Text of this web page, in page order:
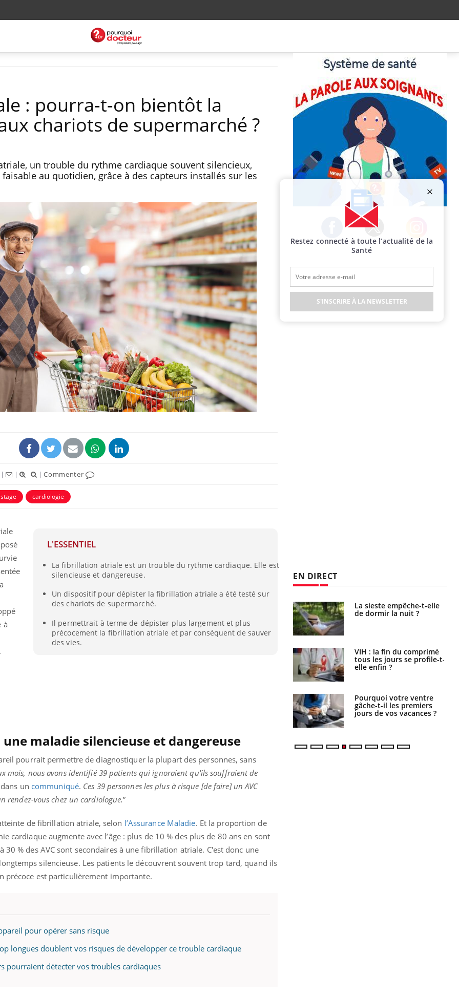
: pourra-t-on bientôt la
chariots de supermarché ?
un trouble du rythme cardiaque souvent silencieux,
au quotidien, grâce à des capteurs installés sur les
| | |Commenter
cardiologie
L'ESSENTIEL
La fibrillation atriale est un trouble du rythme cardiaque. Elle est
silencieuse et dangereuse.
Un dispositif pour dépister la fibrillation atriale a été testé sur
des chariots de supermarché.
Il permettrait à terme de dépister plus largement et plus
précocement la fibrillation atriale et par conséquent de sauver
des vies.
à
maladie silencieuse et dangereuse
pourrait permettre de diagnostiquer la plupart des personnes, sans
mois, nous avons identifié 39 patients qui ignoraient qu'ils souffraient de
un communiqué. Ces 39 personnes les plus à risque [de faire] un AVC
rendez-vous chez un cardiologue.”
de fibrillation atriale, selon l’Assurance Maladie. Et la proportion de
cardiaque augmente avec l’âge : plus de 10 % des plus de 80 ans en sont
30 % des AVC sont secondaires à une fibrillation atriale. C'est donc une
silencieuse. Les patients le découvrent souvent trop tard, quand ils
précoce est particulièrement importante.
pour opérer sans risque
longues doublent vos risques de développer ce trouble cardiaque
pourraient détecter vos troubles cardiaques
Facebook Twitter Instagram
EN DIRECT
Comment oublier les
t-il dans le sud de la
France ?
La sieste empêche-t-elle
de dormir la nuit ?
VIH : la fin du comprimé
tous les jours se profile-t-
elle enfin ?
Pourquoi votre ventre
gâche-t-il les premiers
jours de vos vacances ?
Restez connecté à toute l’actualité de la
Santé
S'INSCRIRE À LA NEWSLETTER